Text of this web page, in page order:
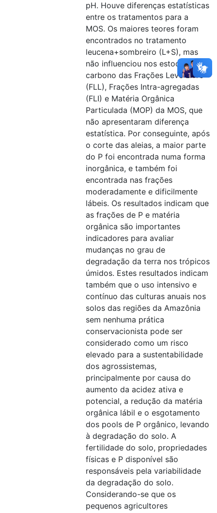
pH. Houve diferenças estatísticas
entre os tratamentos para a
MOS. Os maiores teores foram
encontrados no tratamento
leucena+sombreiro (L+S), mas
não influenciou nos estoque de
carbono das Frações Leve Livre
(FLL), Frações Intra-agregadas
(FLI) e Matéria Orgânica
Particulada (MOP) da MOS, que
não apresentaram diferença
estatística. Por conseguinte, após
o corte das aleias, a maior parte
do P foi encontrada numa forma
inorgânica, e também foi
encontrada nas frações
moderadamente e dificilmente
lábeis. Os resultados indicam que
as frações de P e matéria
orgânica são importantes
indicadores para avaliar
mudanças no grau de
degradação da terra nos trópicos
úmidos. Estes resultados indicam
também que o uso intensivo e
contínuo das culturas anuais nos
solos das regiões da Amazônia
sem nenhuma prática
conservacionista pode ser
considerado como um risco
elevado para a sustentabilidade
dos agrossistemas,
principalmente por causa do
aumento da acidez ativa e
potencial, a redução da matéria
orgânica lábil e o esgotamento
dos pools de P orgânico, levando
à degradação do solo. A
fertilidade do solo, propriedades
físicas e P disponível são
responsáveis pela variabilidade
da degradação do solo.
Considerando-se que os
pequenos agricultores